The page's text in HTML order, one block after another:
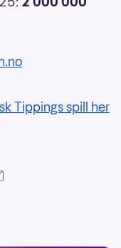
Tippings spill her